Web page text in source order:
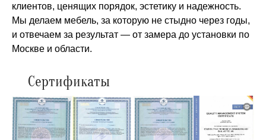
клиентов, ценящих порядок, эстетику и надежность.
Мы делаем мебель, за которую не стыдно через годы,
и отвечаем за результат — от замера до установки по
Москве и области.
Сертификаты